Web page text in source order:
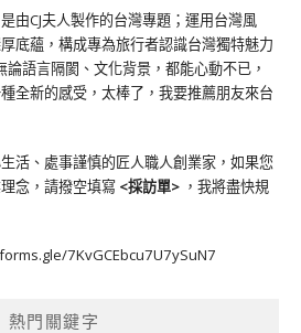
是由CJ夫人製作的台灣專題；運用台灣風
底蘊，構成專為旅行者認識台灣獨特魅力
論語言隔閡、文化背景，都能心動不已，
全新的感受，太棒了，我要推薦朋友來台
活、處事謹慎的匠人職人創業家，如果您
念，請撥空填寫 <採訪單> ，我將盡快規
7KvGCEbcu7U7ySuN7
熱門關鍵字